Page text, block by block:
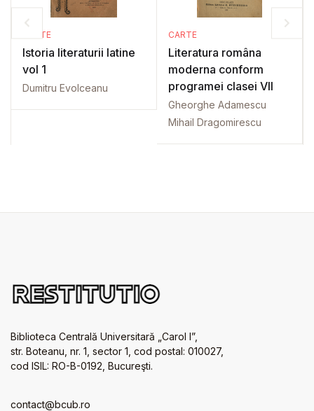
CARTE
Istoria literaturii latine
vol 1
Dumitru Evolceanu
CARTE
Literatura româna
moderna conform
programei clasei VII
Gheorghe Adamescu
Mihail Dragomirescu
Biblioteca Centrală Universitară „Carol I”,
str. Boteanu, nr. 1, sector 1, cod postal: 010027,
cod ISIL: RO-B-0192, Bucureşti.
contact@bcub.ro